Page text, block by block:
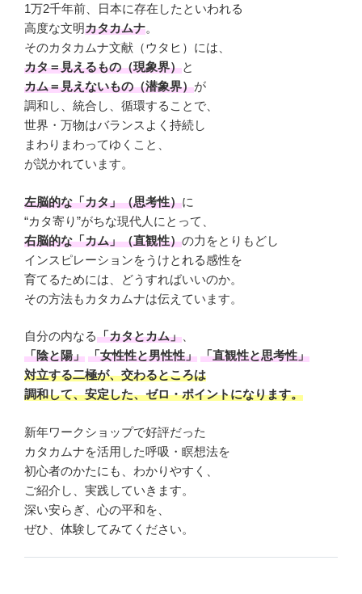
1万2千年前、日本に存在したといわれる
高度な文明カタカムナ。
そのカタカムナ文献（ウタヒ）には、
カタ＝見えるもの（現象界）と
カム＝見えないもの（潜象界）が
調和し、統合し、循環することで、
世界・万物はバランスよく持続し
まわりまわってゆくこと、
が説かれています。
左脳的な「カタ」（思考性）に
“カタ寄り”がちな現代人にとって、
右脳的な「カム」（直観性）の力をとりもどし
インスピレーションをうけとれる感性を
育てるためには、どうすればいいのか。
その方法もカタカムナは伝えています。
自分の内なる「カタとカム」
「陰と陽」 「女性性と男性性」 「直観性と思考性」
対立する二極が、交わるところは
調和して、安定した、ゼロ・ポイントになります。
新年ワークショップで好評だった
カタカムナを活用した呼吸・瞑想法を
初心者のかたにも、わかりやすく、
ご紹介し、実践していきます。
深い安らぎ、心の平和を、
ぜひ、体験してみてください。